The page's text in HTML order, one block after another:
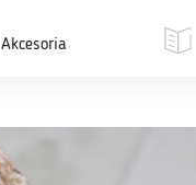
Akcesoria